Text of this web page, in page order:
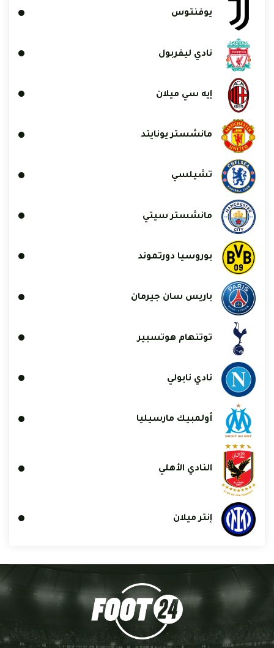
يوفنتوس
نادي ليفربول
إيه سي ميلان
مانشستر يونايتد
تشيلسي
مانشستر سيتي
بوروسيا دورتموند
باريس سان جيرمان
توتنهام هوتسبير
نادي نابولي
أولمبيك مارسيليا
النادي الأهلي
إنتر ميلان